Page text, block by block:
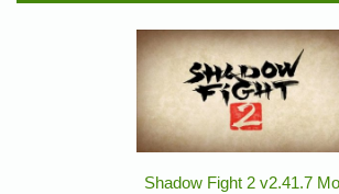
Shadow Fight 2 v2.41.7